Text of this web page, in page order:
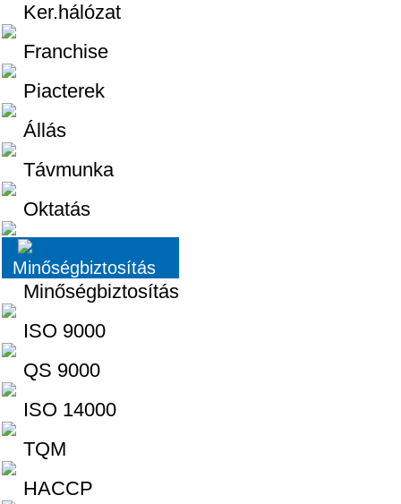
Ker.hálózat
Franchise
Piacterek
Állás
Távmunka
Oktatás
Minőségbiztosítás
Minőségbiztosítás
ISO 9000
QS 9000
ISO 14000
TQM
HACCP